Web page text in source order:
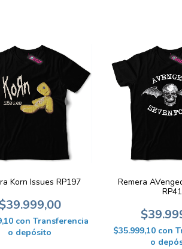
Korn Issues RP197
con Transferencia
o depósito
Remera
RP41
$35.999,10 con
o